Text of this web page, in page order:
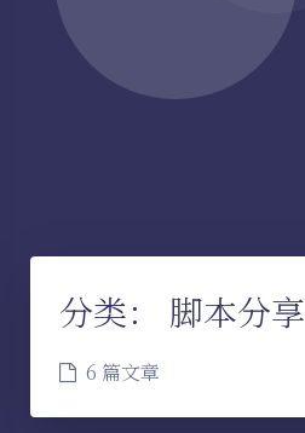
分类： 脚本分享
6 篇文章